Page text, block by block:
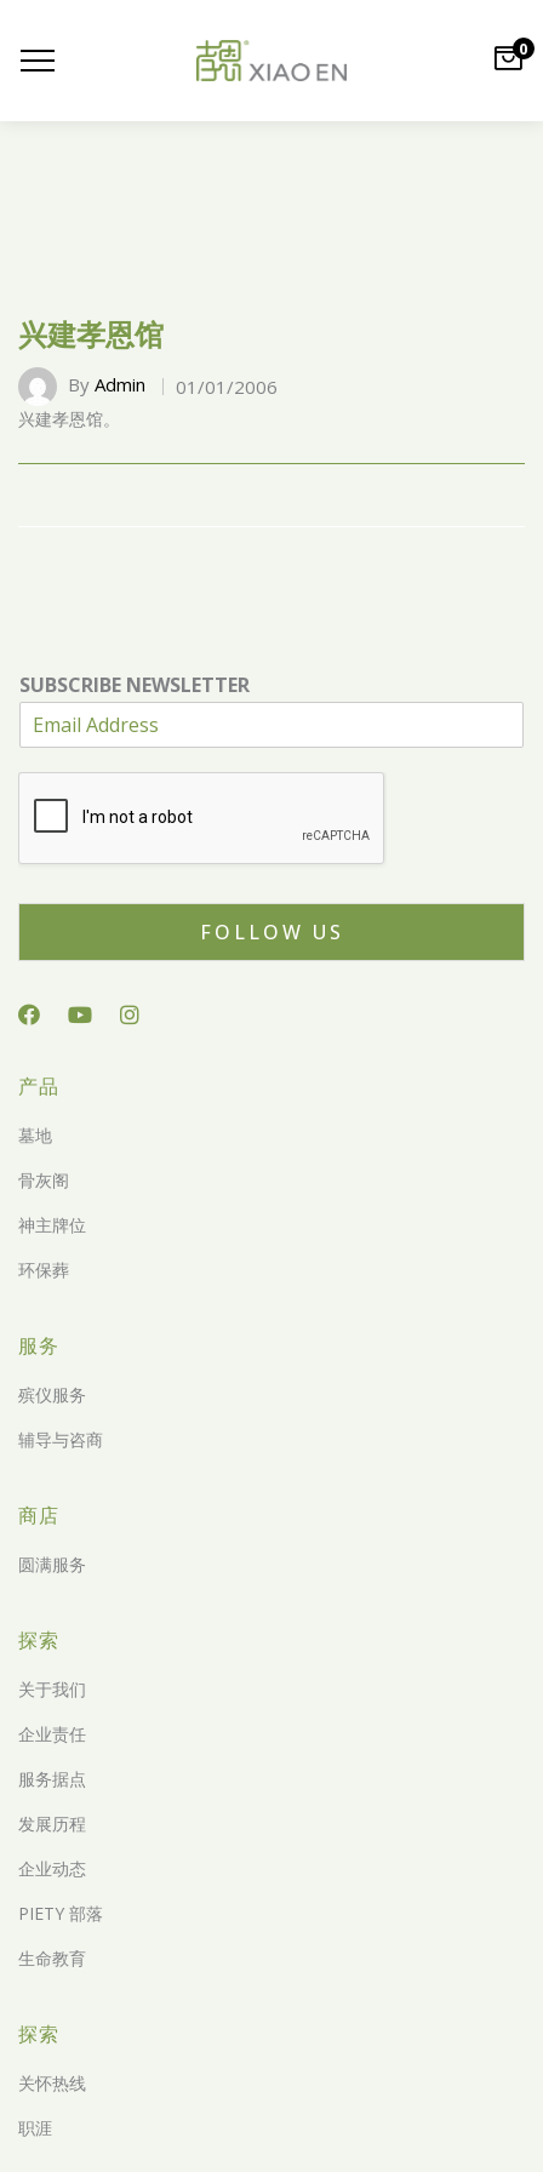
0
兴建孝恩馆
By Admin 01/01/2006
兴建孝恩馆。
SUBSCRIBE NEWSLETTER
FOLLOW US
产品
墓地
骨灰阁
神主牌位
环保葬
服务
殡仪服务
辅导与咨商
商店
圆满服务
探索
关于我们
企业责任
服务据点
发展历程
企业动态
PIETY 部落
生命教育
探索
关怀热线
职涯